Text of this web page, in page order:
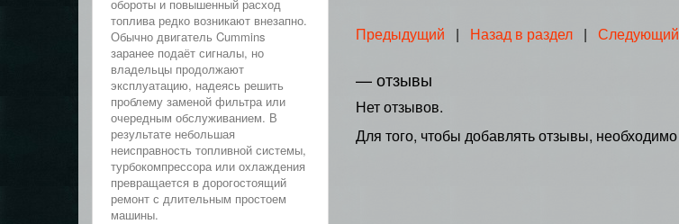
Предыдущий | Назад в раздел| Следующий
— отзывы
Нет отзывов.
Для того, чтобы добавлять отзывы, необходимо
обороты и повышенный расход
топлива редко возникают внезапно.
Обычно двигатель Cummins
заранее подаёт сигналы, но
владельцы продолжают
эксплуатацию, надеясь решить
проблему заменой фильтра или
очередным обслуживанием. В
результате небольшая
неисправность топливной системы,
турбокомпрессора или охлаждения
превращается в дорогостоящий
ремонт с длительным простоем
машины.